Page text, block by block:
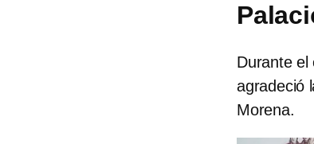
Durante el
agradeció
Morena.